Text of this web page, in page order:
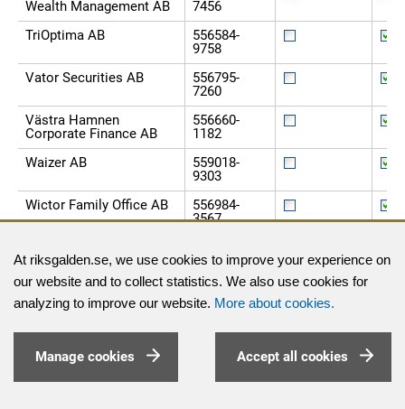
At riksgalden.se, we use cookies to improve your experience on
our website and to collect statistics. We also use cookies for
analyzing to improve our website. More about cookies.
Manage cookies Accept all cookies
Wealth Management AB
7456
TriOptima AB
556584-
9758
Vator Securities AB
556795-
7260
Västra Hamnen
Corporate Finance AB
556660-
1182
Waizer AB
559018-
9303
Wictor Family Office AB
556984-
3567
1967
Please share